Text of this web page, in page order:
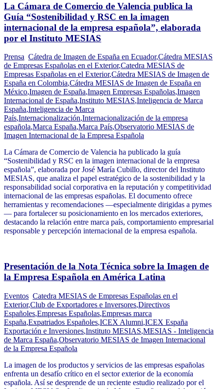
La Cámara de Comercio de Valencia publica la
Guía “Sostenibilidad y RSC en la imagen
internacional de la empresa española”, elaborada
por el Instituto MESIAS
Prensa Cátedra de Imagen de España en Ecuador,Cátedra MESIAS
de Empresas Españolas en el Exterior,Catedra MESIAS de
Empresas Españolas en el Exterior,Cátedra MESIAS de Imagen de
España en Colombia,Cátedra MESIAS de Imagen de España en
México,Imagen de España,Imagen Empresas Españolas,Imagen
Internacional de España,Instituto MESIAS,Inteligencia de Marca
España,Inteligencia de Marca
País,Internacionalización,Internacionalización de la empresa
española,Marca España,Marca País,Observatorio MESIAS de
Imagen Internacional de la Empresa Española
La Cámara de Comercio de Valencia ha publicado la guía
“Sostenibilidad y RSC en la imagen internacional de la empresa
española”, elaborada por José María Cubillo, director del Instituto
MESIAS, que analiza el papel estratégico de la sostenibilidad y la
responsabilidad social corporativa en la reputación y competitividad
internacional de las empresas españolas. El documento ofrece
herramientas y recomendaciones —especialmente dirigidas a pymes
— para fortalecer su posicionamiento en los mercados exteriores,
destacando la relación entre marca país, comportamiento empresarial
responsable y percepción internacional de la empresa española.
Presentación de la Nota Técnica sobre la Imagen de
la Empresa Española en América Latina
Eventos Catedra MESIAS de Empresas Españolas en el
Exterior,Club de Exportadores e Inversores,Directivos
Españoles,Empresas Españolas,Empresas marca
España,Expatriados Españoles,ICEX Alumni,ICEX España
Exportación e Inversiones,Instituto MESIAS,MESIAS - Inteligencia
de Marca España,Observatorio MESIAS de Imagen Internacional
de la Empresa Española
La imagen de los productos y servicios de las empresas españolas
enfrenta un desafío crítico en el sector exterior de la economía
española. Así se desprende de un reciente estudio realizado por el